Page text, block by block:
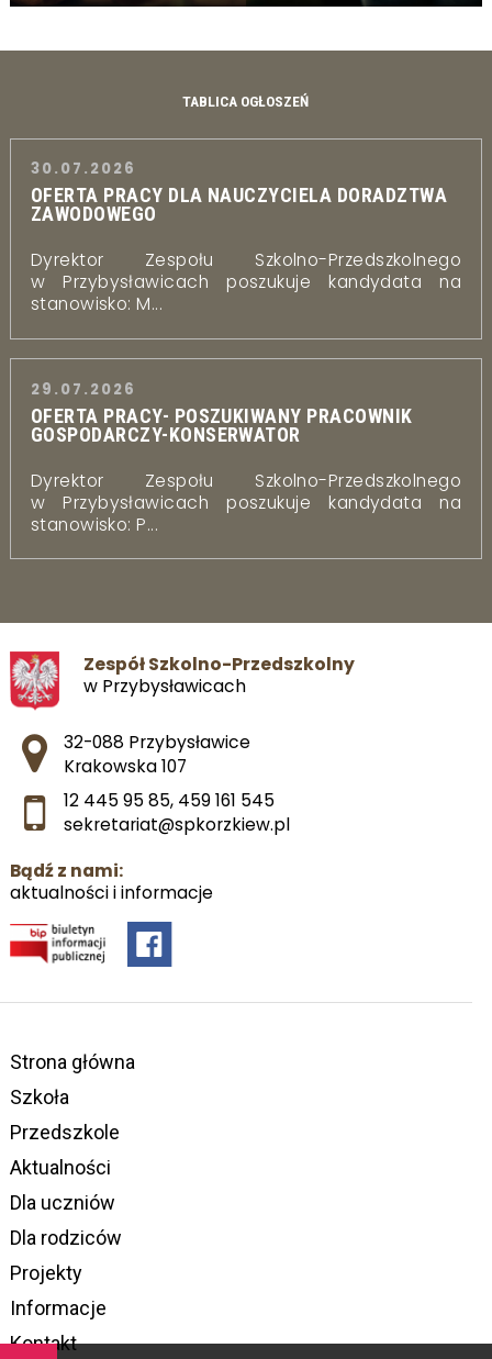
TABLICA OGŁOSZEŃ
30.07.2026
OFERTA PRACY DLA NAUCZYCIELA DORADZTWA
ZAWODOWEGO
Dyrektor Zespołu Szkolno-Przedszkolnego
w Przybysławicach poszukuje kandydata na
stanowisko: M...
29.07.2026
OFERTA PRACY- POSZUKIWANY PRACOWNIK
GOSPODARCZY-KONSERWATOR
Dyrektor Zespołu Szkolno-Przedszkolnego
w Przybysławicach poszukuje kandydata na
stanowisko: P...
Zespół Szkolno-Przedszkolny
w Przybysławicach
Adres pocztowy:
32-088 Przybysławice
Krakowska 107
12 445 95 85, 459 161 545
sekretariat@spkorzkiew.pl
Bądź z nami:
aktualności i informacje
Strona główna
Szkoła
Przedszkole
Aktualności
Dla uczniów
Dla rodziców
Projekty
Informacje
Kontakt